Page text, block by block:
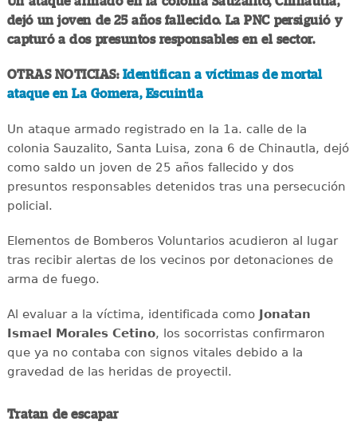
dejó un joven de 25 años fallecido. La PNC persiguió y
capturó a dos presuntos responsables en el sector.
OTRAS NOTICIAS:Identifican a víctimas de mortal
ataque en La Gomera, Escuintla
Un ataque armado registrado en la 1a. calle de la
colonia Sauzalito, Santa Luisa, zona 6 de Chinautla, dejó
como saldo un joven de 25 años fallecido y dos
presuntos responsables detenidos tras una persecución
policial.
Elementos de Bomberos Voluntarios acudieron al lugar
tras recibir alertas de los vecinos por detonaciones de
arma de fuego.
Al evaluar a la víctima, identificada como Jonatan
Ismael Morales Cetino, los socorristas confirmaron
que ya no contaba con signos vitales debido a la
gravedad de las heridas de proyectil.
Tratan de escapar